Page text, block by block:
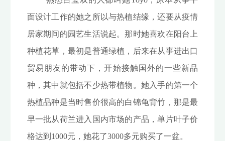
面设计工作的她之所以与热植结缘，还要从疫情
居家期间的园艺生活说起。那时她喜欢在阳台上
种植花草，最初是普通绿植，后来在从事进出口
贸易朋友的带动下，开始接触国外的一些新品
种，其中就包括不少热带植物。她入手的第一个
热植品种是当时售价很高的白锦龟背竹，那是最
早一批从荷兰进入国内市场的产品，单片叶子价
格达到1000元，她花了3000多元购买了一盆。